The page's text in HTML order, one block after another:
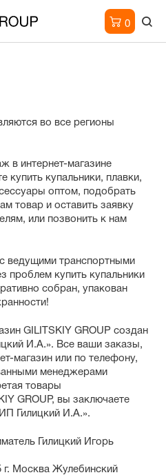
0
во все регионы
в интернет-магазине
купить купальники, плавки,
оптом, подобрать
товар и оставить заявку
или позвонить к нам
ведущими транспортными
проблем купить купальники
собран, упакован
GILITSKIY GROUP создан
И.А.». Все ваши заказы,
магазин или по телефону,
менеджерами
товары
GROUP, вы заключаете
Гилицкий И.А.».
Гилицкий Игорь
г. Москва Жулебинский